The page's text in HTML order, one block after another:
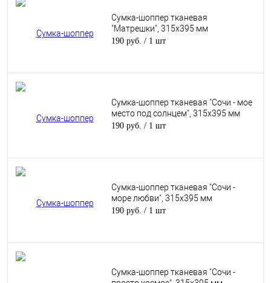
Сумка-шоппер тканевая
"Матрешки", 315х395 мм
190 руб. / 1 шт
Сумка-шоппер тканевая "Сочи - мое
место под солнцем", 315х395 мм
190 руб. / 1 шт
Сумка-шоппер тканевая "Сочи -
море любви", 315х395 мм
190 руб. / 1 шт
Сумка-шоппер тканевая "Сочи -